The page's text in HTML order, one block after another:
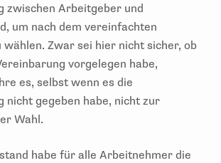
zwischen Arbeitgeber und
um nach dem vereinfachten
wählen. Zwar sei hier nicht sicher, ob
vorgelegen habe,
es, selbst wenn es die
nicht gegeben habe, nicht zur
Wahl.
habe für alle Arbeitnehmer die